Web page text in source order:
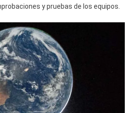
y pruebas de los equipos.